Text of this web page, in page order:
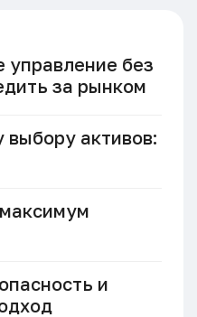
управление без
за рынком
активов:
и